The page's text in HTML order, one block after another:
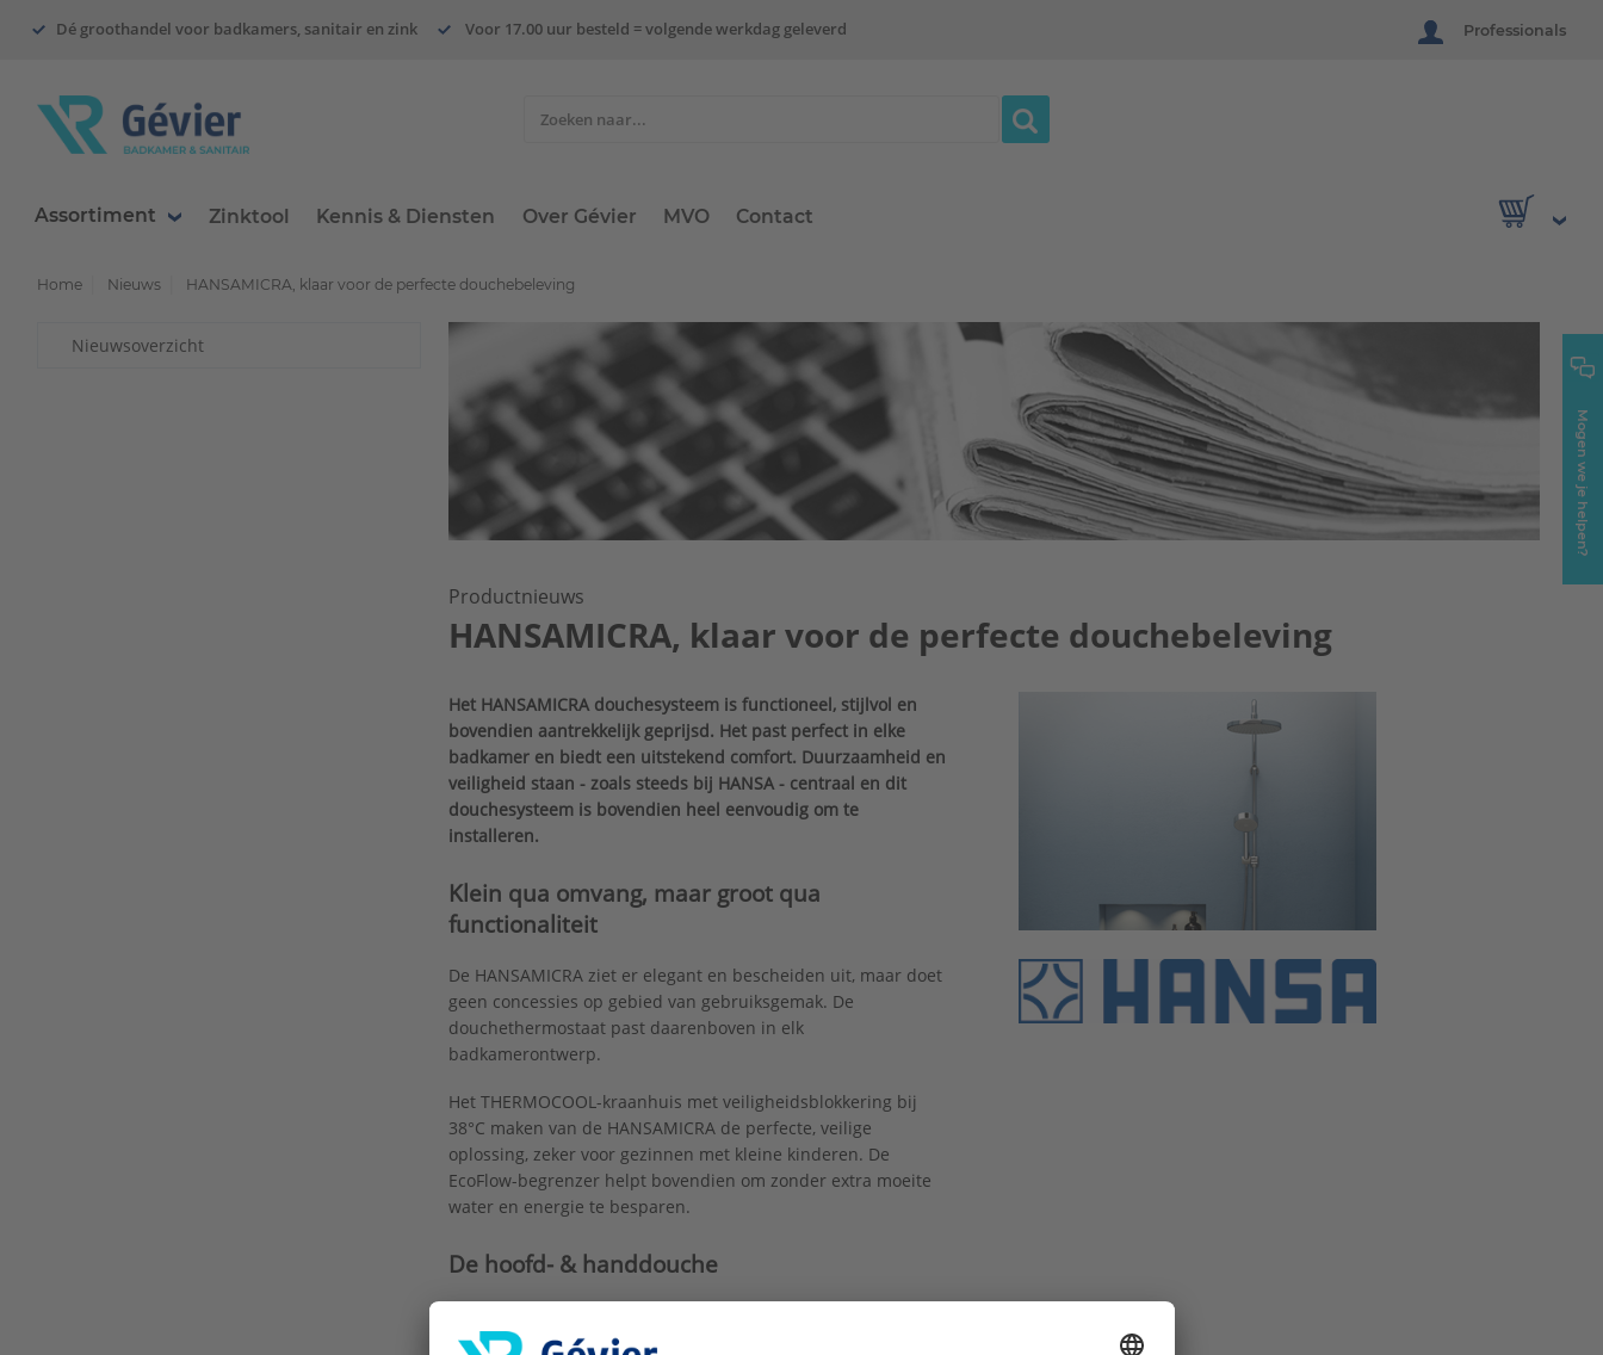
Dé groothandel voor badkamers, sanitair en zink Voor 17.00 uur besteld = volgende werkdag geleverd Professionals
Assortiment Zinktool Kennis & Diensten Over Gévier MVO Contact
Mogen we je helpen?
Home Nieuws HANSAMICRA, klaar voor de perfecte douchebeleving
Nieuwsoverzicht
Productnieuws
HANSAMICRA, klaar voor de perfecte douchebeleving
Het HANSAMICRA douchesysteem is functioneel, stijlvol en
bovendien aantrekkelijk geprijsd. Het past perfect in elke
badkamer en biedt een uitstekend comfort. Duurzaamheid en
veiligheid staan - zoals steeds bij HANSA - centraal en dit
douchesysteem is bovendien heel eenvoudig om te
installeren.
Klein qua omvang, maar groot qua
functionaliteit
De HANSAMICRA ziet er elegant en bescheiden uit, maar doet
geen concessies op gebied van gebruiksgemak. De
douchethermostaat past daarenboven in elk
badkamerontwerp.
Het THERMOCOOL-kraanhuis met veiligheidsblokkering bij
38°C maken van de HANSAMICRA de perfecte, veilige
oplossing, zeker voor gezinnen met kleine kinderen. De
EcoFlow-begrenzer helpt bovendien om zonder extra moeite
water en energie te besparen.
De hoofd- & handdouche
heerlijk ontspannend effect van een regenbui. De